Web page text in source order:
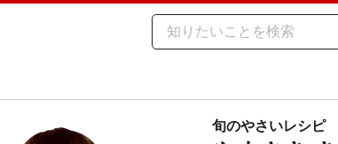
旬のやさいレシピ